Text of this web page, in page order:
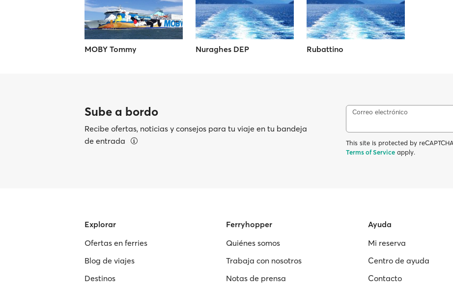
MOBY Tommy Nuraghes DEP Rubattino
Sube a bordo
Recibe ofertas, noticias y consejos para tu viaje en tu bandeja
de entrada
Correo electrónico
This site is protected by
Terms of Service apply.
Explorar
Ofertas en ferries
Blog de viajes
Destinos
Ferryhopper
Quiénes somos
Trabaja con nosotros
Notas de prensa
Ayuda
Mi reserva
Centro de ayuda
Contacto